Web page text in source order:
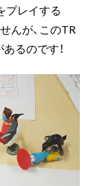
プレイする
んが、このTR
るのです！